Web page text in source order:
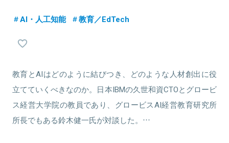
AI・人工知能 教育／EdTech
教育とAIはどのように結びつき、どのような人材創出に役
立てていくべきなのか。日本IBMの久世和資CTOとグロービ
ス経営大学院の教員であり、グロービスAI経営教育研究所
所長でもある鈴木健一氏が対談した。…